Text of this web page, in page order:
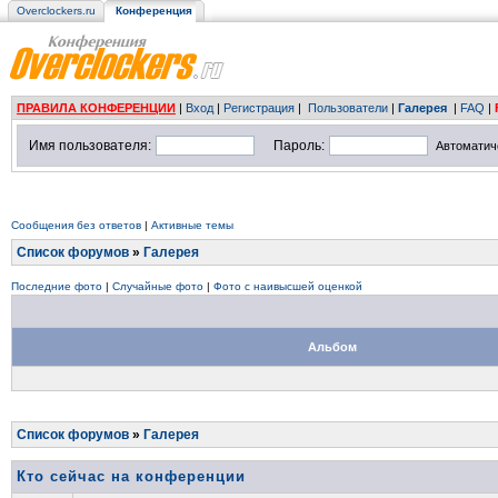
Overclockers.ru Конференция
ПРАВИЛА КОНФЕРЕНЦИИ | Вход | Регистрация | Пользователи | Галерея | FAQ |
Имя пользователя: Пароль:
Сообщения без ответов | Активные темы
Список форумов » Галерея
Последние фото | Случайные фото | Фото с наивысшей оценкой
Альбом
Список форумов » Галерея
Кто сейчас на конференции